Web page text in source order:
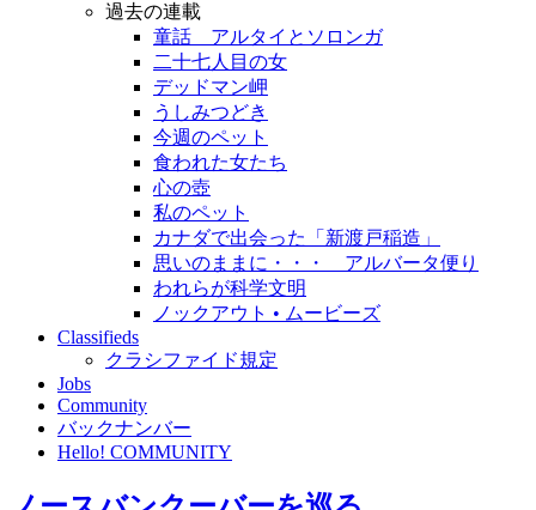
過去の連載
童話 アルタイとソロンガ
二十七人目の女
デッドマン岬
うしみつどき
今週のペット
食われた女たち
心の壺
私のペット
カナダで出会った「新渡戸稲造」
思いのままに・・・ アルバータ便り
われらが科学文明
ノックアウト • ムービーズ
Classifieds
クラシファイド規定
Jobs
Community
バックナンバー
Hello! COMMUNITY